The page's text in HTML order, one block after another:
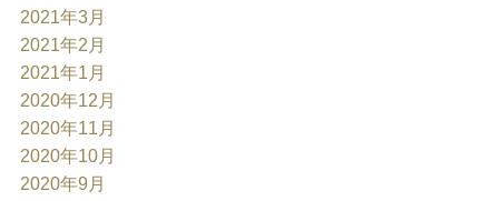
2021年3月
2021年2月
2021年1月
2020年12月
2020年11月
2020年10月
2020年9月